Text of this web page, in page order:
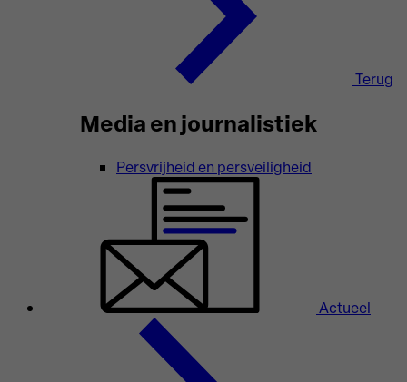
Terug
Media en journalistiek
Persvrijheid en persveiligheid
Actueel